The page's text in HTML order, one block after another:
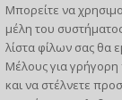
Μπορείτε να
μέλη του
λίστα φίλων σας θα
Μέλους για γρήγορη
και να στέλνετε